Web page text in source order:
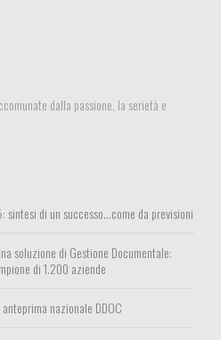
dalla passione, la serietà e
sintesi di un successo…come da previsioni
soluzione di Gestione Documentale:
di 1.200 aziende
anteprima nazionale DDOC